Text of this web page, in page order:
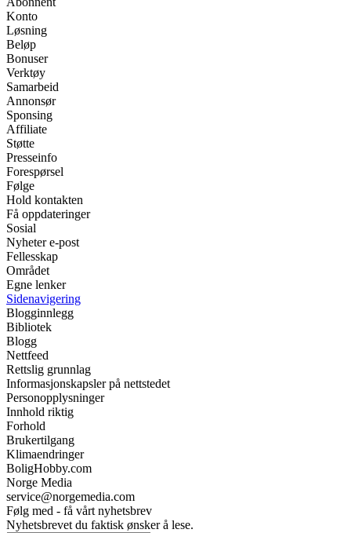
Konto
Løsning
Beløp
Bonuser
Verktøy
Samarbeid
Annonsør
Sponsing
Affiliate
Støtte
Presseinfo
Forespørsel
Følge
Hold kontakten
Få oppdateringer
Sosial
Nyheter e-post
Fellesskap
Området
Egne lenker
Sidenavigering
Blogginnlegg
Bibliotek
Blogg
Nettfeed
Rettslig grunnlag
Informasjonskapsler på nettstedet
Personopplysninger
Innhold riktig
Forhold
Brukertilgang
Klimaendringer
BoligHobby.com
Norge Media
service@norgemedia.com
Følg med - få vårt nyhetsbrev
Nyhetsbrevet du faktisk ønsker å lese.